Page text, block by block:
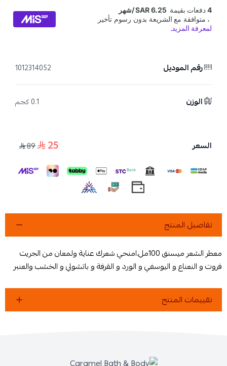
رقم الموديل 1012314052
الوزن 0.1 كجم
السعر 25
89
تفاصيل المنتج
معطر الشعر ميسنق 100مل.امنحي شعرك عناية ولمعان من الجريت
فروت و النعناع و اليوسفي و الورد و القرفة و باتشولي و الخشب والعنبر
تقييمات المنتج